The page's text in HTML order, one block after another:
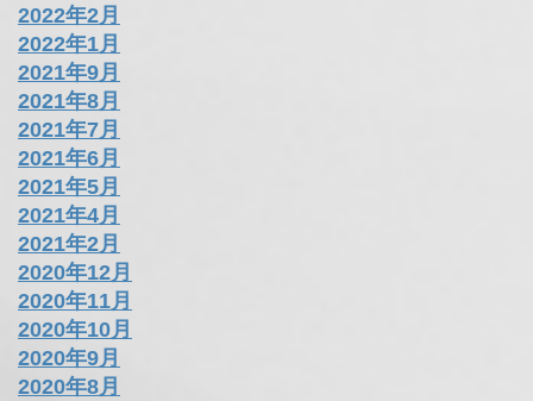
2022年2月
2022年1月
2021年9月
2021年8月
2021年7月
2021年6月
2021年5月
2021年4月
2021年2月
2020年12月
2020年11月
2020年10月
2020年9月
2020年8月